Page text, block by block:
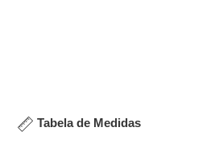
Tabela de Medidas